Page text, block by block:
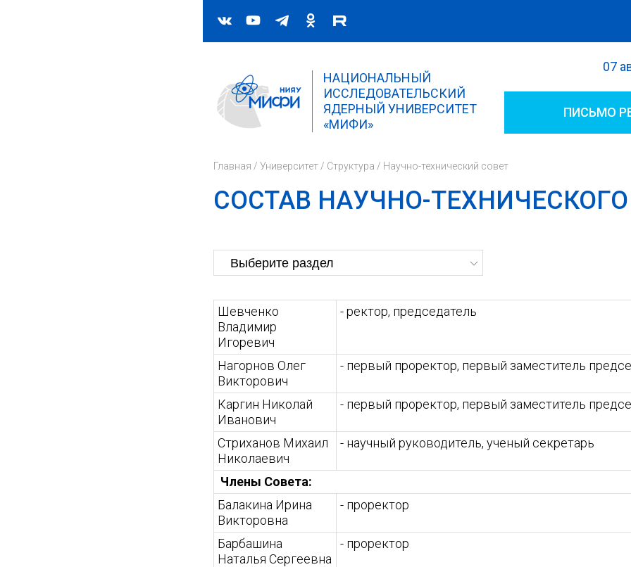
Форма поиска
НАЦИОНАЛЬНЫЙ
ИССЛЕДОВАТЕЛЬСКИЙ
ЯДЕРНЫЙ УНИВЕРСИТЕТ
«МИФИ»
07
ПИСЬМО
Главная / Университет / Структура / Научно-технический совет
СОСТАВ НАУЧНО-
Шевченко
Владимир
Игоревич
- ректор, председатель
Нагорнов Олег
Викторович
- первый проректор, первый заместитель
Каргин Николай
Иванович
- первый проректор, первый заместитель
Стриханов Михаил
Николаевич
- научный руководитель, ученый секретарь
Члены Совета:
Балакина Ирина
Викторовна
- проректор
Барбашина
Наталья Сергеевна
- проректор